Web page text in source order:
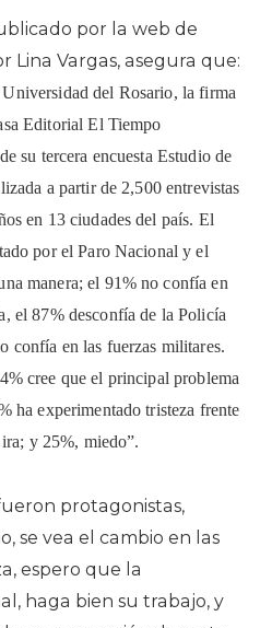
por la web de
Lina Vargas, asegura que:
del Rosario, la firma
Editorial El Tiempo
su tercera encuesta Estudio de
a partir de 2,500 entrevistas
en 13 ciudades del país. El
por el Paro Nacional y el
manera; el 91% no confía en
el 87% desconfía de la Policía
confía en las fuerzas militares.
cree que el principal problema
ha experimentado tristeza frente
y 25%, miedo”.
protagonistas,
se vea el cambio en las
espero que la
haga bien su trabajo, y